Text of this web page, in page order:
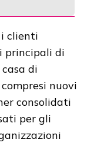
clienti
principali di
di
nuovi
consolidati
per gli